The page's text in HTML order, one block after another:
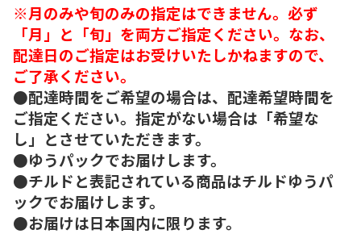
※月のみや旬のみの指定はできません。必ず
「月」と「旬」を両方ご指定ください。なお、
配達日のご指定はお受けいたしかねますので、
ご了承ください。
●配達時間をご希望の場合は、配達希望時間を
ご指定ください。指定がない場合は「希望な
し」とさせていただきます。
●ゆうパックでお届けします。
●チルドと表記されている商品はチルドゆうパ
ックでお届けします。
●お届けは日本国内に限ります。